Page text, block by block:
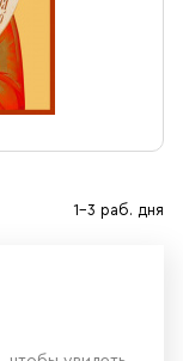
1-3 раб. дня